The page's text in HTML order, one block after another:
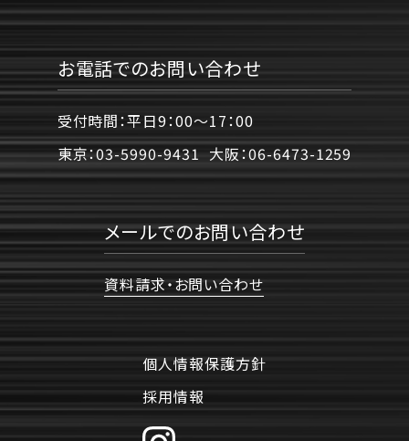
お電話でのお問い合わせ
受付時間：平日9：00〜17：00
東京：03-5990-9431 大阪：06-6473-1259
メールでのお問い合わせ
資料請求・お問い合わせ
個人情報保護方針
採用情報